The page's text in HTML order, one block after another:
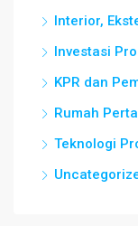
Interior,
Investasi
KPR dan
Rumah
Teknologi